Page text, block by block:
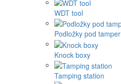
WDT tool
Podložky pod tamper
Knock boxy
Tamping station